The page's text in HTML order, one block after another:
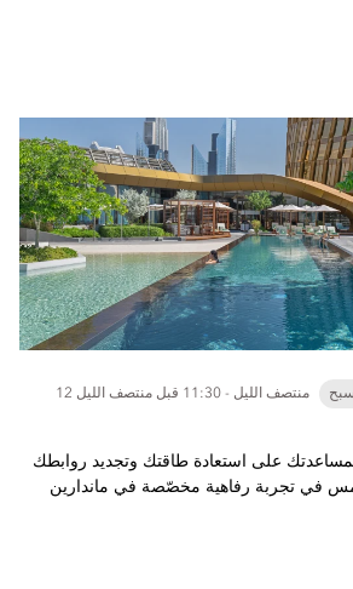
12 منتصف الليل - 11:30 قبل منتصف الليل
على استعادة طاقتك وتجديد روابطك
في تجربة رفاهية مخصّصة في ماندارين